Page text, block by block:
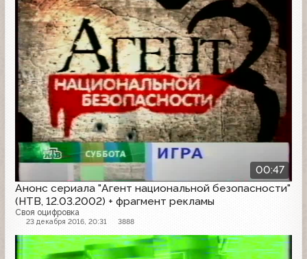
00:47
Анонс сериала "Агент национальной безопасности"
(НТВ, 12.03.2002) + фрагмент рекламы
Своя оцифровка
23 декабря 2016, 20:31 3888
Анонс